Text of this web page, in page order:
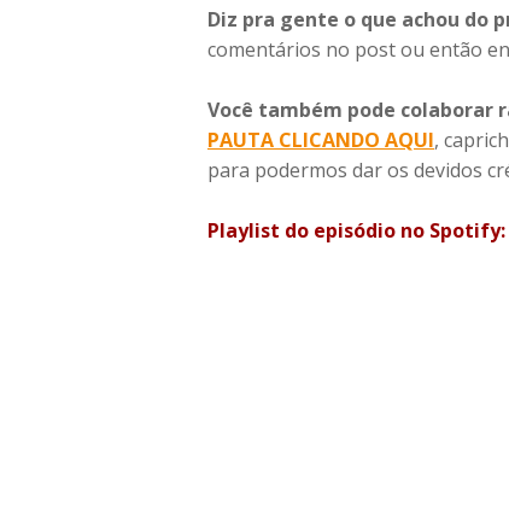
Diz pra gente o que achou do
comentários no post ou então
Você também pode colaborar
PAUTA CLICANDO AQUI,
para podermos dar os devidos
Playlist do episódio no Spotify: